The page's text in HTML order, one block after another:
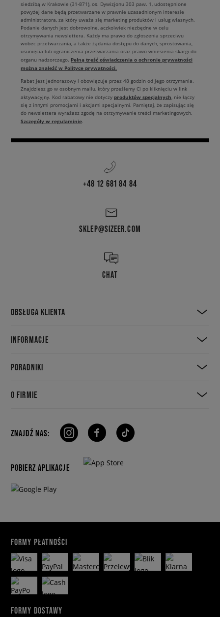
siedzibą w Krakowie (31-871), os. Dywizjonu 303 paw. 1, udostępnione
powyżej dane będą przetwarzane w prawnie uzasadnionym interesie
administratora, za który uważa się marketing produktów i usług własnych.
Podanie danych jest dobrowolne, aczkolwiek niezbędne w celu
otrzymywania newslettera. Każdy ma prawo do zgłoszenia sprzeciwu
wobec przetwarzania, a także żądania dostępu do danych, sprostowania,
usunięcia lub ograniczenia przetwarzania oraz prawo wniesienia skargi do
organu nadzorczego. Pełną treść oświadczenia o ochronie prywatności
można znaleźć w Polityce prywatności.
Rabat jest jednorazowy i obowiązuje przez 48 godzin od jego otrzymania.
Znajdziesz go w osobnym mailu, który prześlemy Ci po kliknięciu w link
aktywacyjny. Kod rabatowy nie dotyczy produktów specjalnych, nie łączy
się z innymi promocjami i akcjami specjalnymi. Pamiętaj, że zapisując się
do newslettera wyrażasz zgodę na otrzymywanie treści marketingowych.
Szczegóły w regulaminie.
+48 12 681 84 84
SKLEP@SIZEER.COM
CHAT
OBSŁUGA KLIENTA
INFORMACJE
PORADNIKI
O FIRMIE
ZNAJDŹ NAS:
POBIERZ APLIKACJE
FORMY PŁATNOŚCI
FORMY DOSTAWY